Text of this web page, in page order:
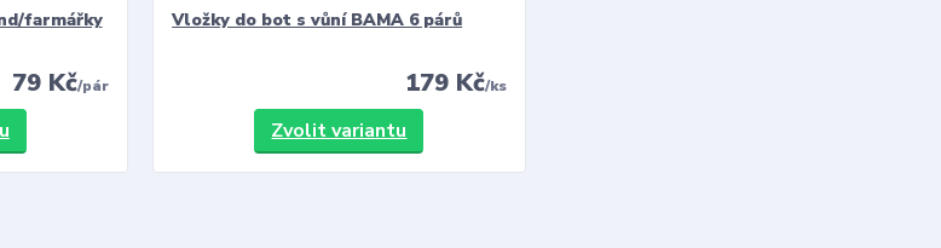
farmářky
79 Kč/pár
Vložky do bot s vůní BAMA 6 párů
179 Kč/ks
Zvolit variantu